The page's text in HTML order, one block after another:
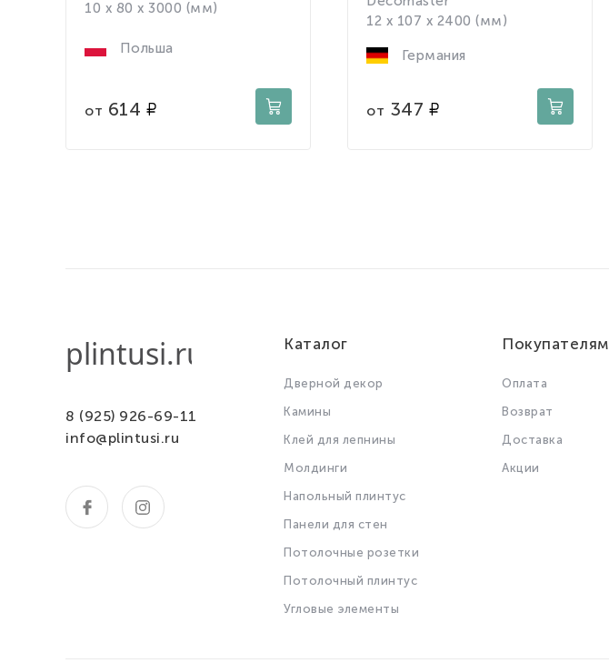
10 x 80 x 3000 (мм)
Польша
от 614
12 x 107 x 2400 (мм)
Германия
от 347
8 (925) 926-69-11
info@plintusi.ru
Каталог
Дверной декор
Камины
Клей для лепнины
Молдинги
Напольный плинтус
Панели для стен
Потолочные розетки
Потолочный плинтус
Угловые элементы
Покупателям
Оплата
Возврат
Доставка
Акции